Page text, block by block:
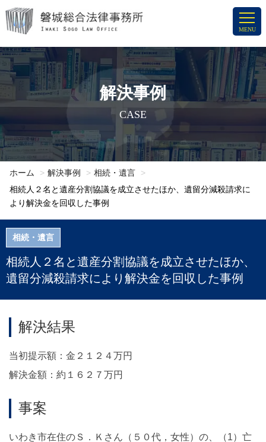
ン
ン
ツ
プ
MENU
解決事例
CASE
ホーム 解決事例
相続・遺言
相続人２名と遺産分割協議を成立させたほか、遺留分減殺請求に
より解決金を回収した事例
相続・遺言
相続人２名と遺産分割協議を成立させたほか、
遺留分減殺請求により解決金を回収した事例
解決結果
当初提示額：金２１２４万円
解決金額：約１６２７万円
事案
いわき市在住のＳ．Ｋさん（５０代，女性）の、（1）亡